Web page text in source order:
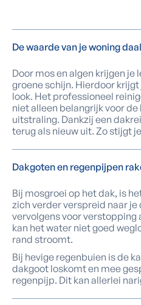
De waarde van je woning
Door mos en algen krijgen je
groene schijn. Hierdoor
look. Het professioneel
niet alleen belangrijk voor
uitstraling. Dankzij een
terug als nieuw uit. Zo stijgt
Dakgoten en regenpijpen
Bij mosgroei op het dak, is
zich verder verspreid naar je
vervolgens voor verstopping
kan het water niet goed
rand stroomt.
Bij hevige regenbuien is de
dakgoot loskomt en mee
regenpijp. Dit kan allerlei